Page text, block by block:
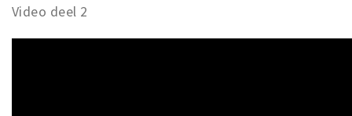
Video deel 2